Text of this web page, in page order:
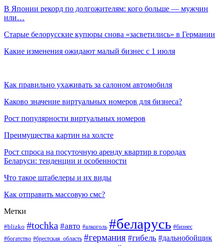
В Японии рекорд по долгожителям: кого больше — мужчин
или…
Старые белорусские купюры снова «засветились» в Германии
Какие изменения ожидают малый бизнес с 1 июля
Как правильно ухаживать за салоном автомобиля
Каково значение виртуальных номеров для бизнеса?
Рост популярности виртуальных номеров
Преимущества картин на холсте
Рост спроса на посуточную аренду квартир в городах
Беларуси: тенденции и особенности
Что такое штабелеры и их виды
Как отправить массовую смс?
Метки
#blizko #tochka #авто #алкоголь #беларусь #бизнес
#богатство #брестская_область #германия #гибель #дальнобойщик